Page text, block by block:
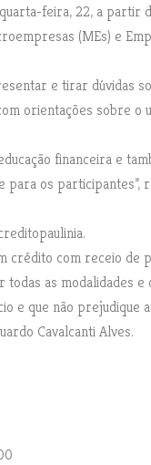
feira, 22, a partir
(MEs) e
e tirar dúvidas
orientações sobre o
financeira e
os participantes”,
crédito com receio de
as modalidades e
e que não prejudique
Cavalcanti Alves.